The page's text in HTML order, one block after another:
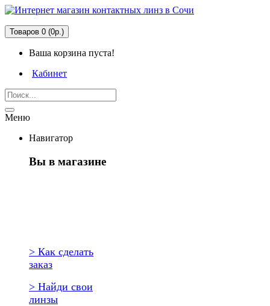
Товаров 0 (0р.)
Ваша корзина пуста!
Кабинет
Меню
Навигатор
Вы в магазине
> Как сделать
заказ
> Найди свои
линзы